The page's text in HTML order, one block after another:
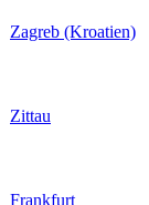
Zagreb (Kroatien)
Zittau
Frankfurt